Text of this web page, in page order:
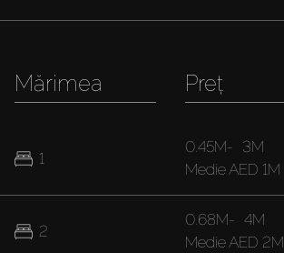
Mărimea
1
2
Preț
0.45M- 3M
MedieAED 1M
0.68M- 4M
MedieAED 2M